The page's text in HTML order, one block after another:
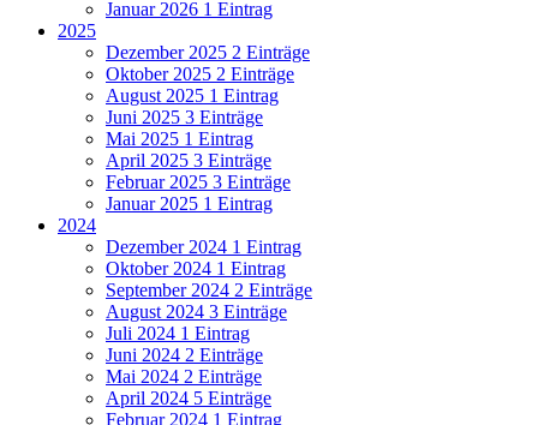
Januar 2026 1 Eintrag
2025
Dezember 2025 2 Einträge
Oktober 2025 2 Einträge
August 2025 1 Eintrag
Juni 2025 3 Einträge
Mai 2025 1 Eintrag
April 2025 3 Einträge
Februar 2025 3 Einträge
Januar 2025 1 Eintrag
2024
Dezember 2024 1 Eintrag
Oktober 2024 1 Eintrag
September 2024 2 Einträge
August 2024 3 Einträge
Juli 2024 1 Eintrag
Juni 2024 2 Einträge
Mai 2024 2 Einträge
April 2024 5 Einträge
Februar 2024 1 Eintrag